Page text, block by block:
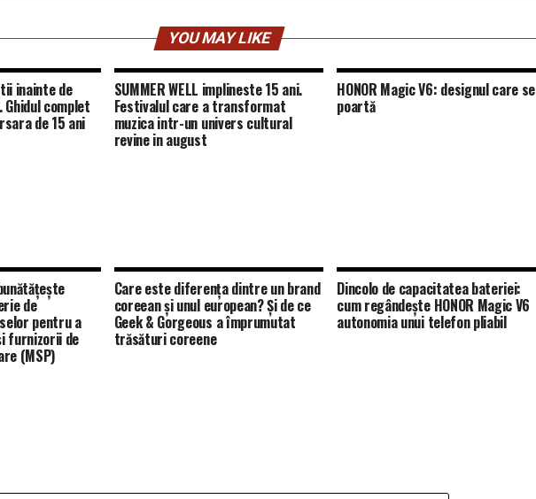
YOU MAY LIKE
inainte de
Ghidul complet
de 15 ani
SUMMER WELL implineste 15 ani.
Festivalul care a transformat
muzica intr-un univers cultural
revine in august
HONOR Magic V6: designul care se
poartă
de
pentru a
furnizorii de
(MSP)
Care este diferența dintre un brand
coreean și unul european? Și de ce
Geek & Gorgeous a împrumutat
trăsături coreene
Dincolo de capacitatea bateriei:
cum regândește HONOR Magic V6
autonomia unui telefon pliabil